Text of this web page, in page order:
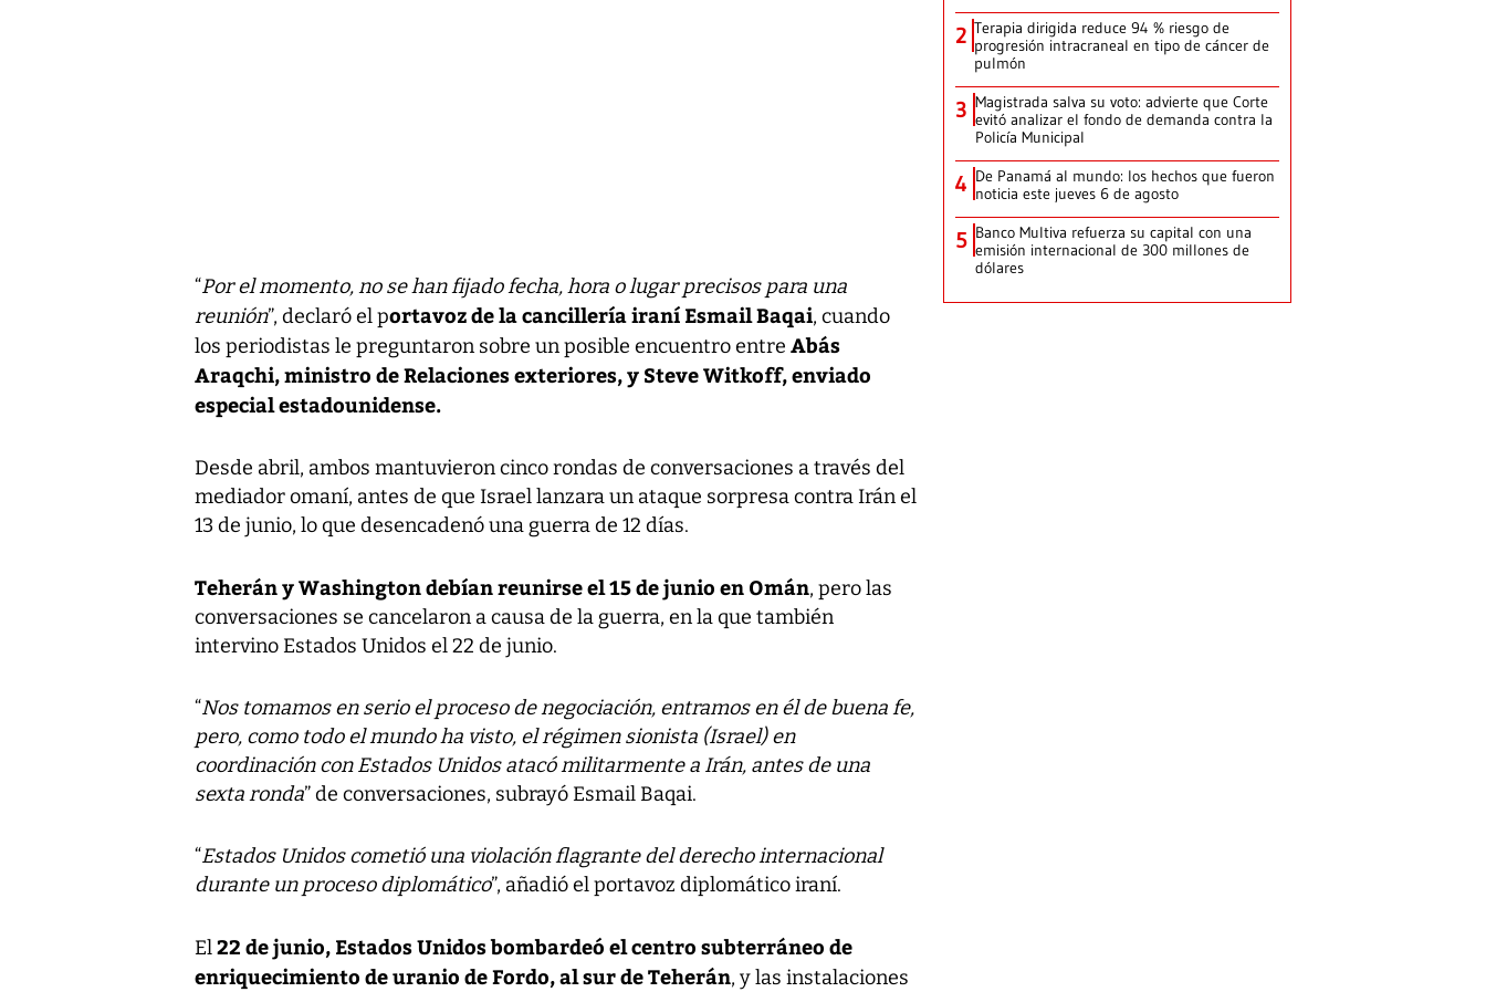
“Por el momento, no se han fijado fecha, hora o lugar precisos para una
reunión”, declaró el portavoz de la cancillería iraní Esmail Baqai, cuando
los periodistas le preguntaron sobre un posible encuentro entre Abás
Araqchi, ministro de Relaciones exteriores, y Steve Witkoff, enviado
especial estadounidense.
Desde abril, ambos mantuvieron cinco rondas de conversaciones a través del
mediador omaní, antes de que Israel lanzara un ataque sorpresa contra Irán el
13 de junio, lo que desencadenó una guerra de 12 días.
Teherán y Washington debían reunirse el 15 de junio en Omán, pero las
conversaciones se cancelaron a causa de la guerra, en la que también
intervino Estados Unidos el 22 de junio.
“Nos tomamos en serio el proceso de negociación, entramos en él de buena fe,
pero, como todo el mundo ha visto, el régimen sionista (Israel) en
coordinación con Estados Unidos atacó militarmente a Irán, antes de una
sexta ronda” de conversaciones, subrayó Esmail Baqai.
“Estados Unidos cometió una violación flagrante del derecho internacional
durante un proceso diplomático”, añadió el portavoz diplomático iraní.
El22 de junio, Estados Unidos bombardeó el centro subterráneo de
enriquecimiento de uranio de Fordo, al sur de Teherán, y las instalaciones
2 Terapia dirigida reduce 94 % riesgo de
progresión intracraneal en tipo de cáncer de
pulmón
3 Magistrada salva su voto: advierte que Corte
evitó analizar el fondo de demanda contra la
Policía Municipal
4 De Panamá al mundo: los hechos que fueron
noticia este jueves 6 de agosto
5 Banco Multiva refuerza su capital con una
emisión internacional de 300 millones de
dólares